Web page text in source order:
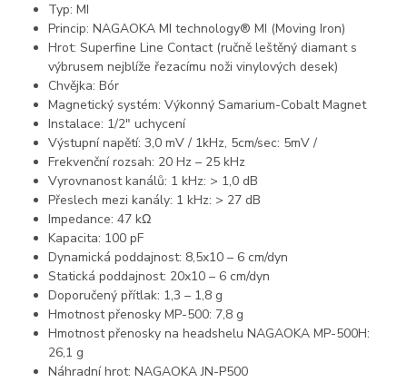
Typ: MI
Princip: NAGAOKA MI technology® MI (Moving Iron)
Hrot: Superfine Line Contact (ručně leštěný diamant s
výbrusem nejblíže řezacímu noži vinylových desek)
Chvějka: Bór
Magnetický systém: Výkonný Samarium-Cobalt Magnet
Instalace: 1/2″ uchycení
Výstupní napětí: 3,0 mV / 1kHz, 5cm/sec: 5mV /
Frekvenční rozsah: 20 Hz – 25 kHz
Vyrovnanost kanálů: 1 kHz: > 1,0 dB
Přeslech mezi kanály: 1 kHz: > 27 dB
Impedance: 47 kΩ
Kapacita: 100 pF
Dynamická poddajnost: 8,5x10 – 6 cm/dyn
Statická poddajnost: 20x10 – 6 cm/dyn
Doporučený přítlak: 1,3 – 1,8 g
Hmotnost přenosky MP-500: 7,8 g
Hmotnost přenosky na headshelu NAGAOKA MP-500H:
26,1 g
Náhradní hrot: NAGAOKA JN-P500